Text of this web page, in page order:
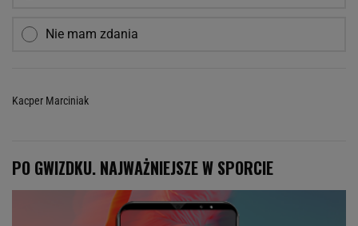
Nie mam zdania
Kacper Marciniak